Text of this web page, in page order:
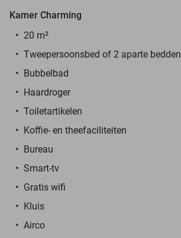
Kamer Charming
20 m²
Tweepersoonsbed of 2 aparte bedden
Bubbelbad
Haardroger
Toiletartikelen
Koffie- en theefaciliteiten
Bureau
Smart-tv
Gratis wifi
Kluis
Airco